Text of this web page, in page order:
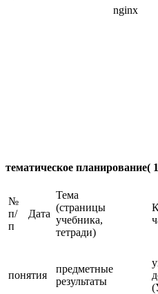
тематическое планирование(
№
п/
п
Дата
Тема
(страницы
учебника,
тетради)
понятия
предметные
результаты